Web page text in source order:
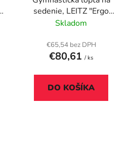
sedenie, LEITZ "Ergo
Cosy", teplá žltá
Skladom
€65,54 bez DPH
€80,61 / ks
DO KOŠÍKA